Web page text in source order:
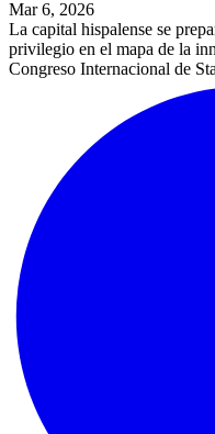
Mar 6, 2026
La capital hispalense se
privilegio en el mapa de la
Congreso Internacional de